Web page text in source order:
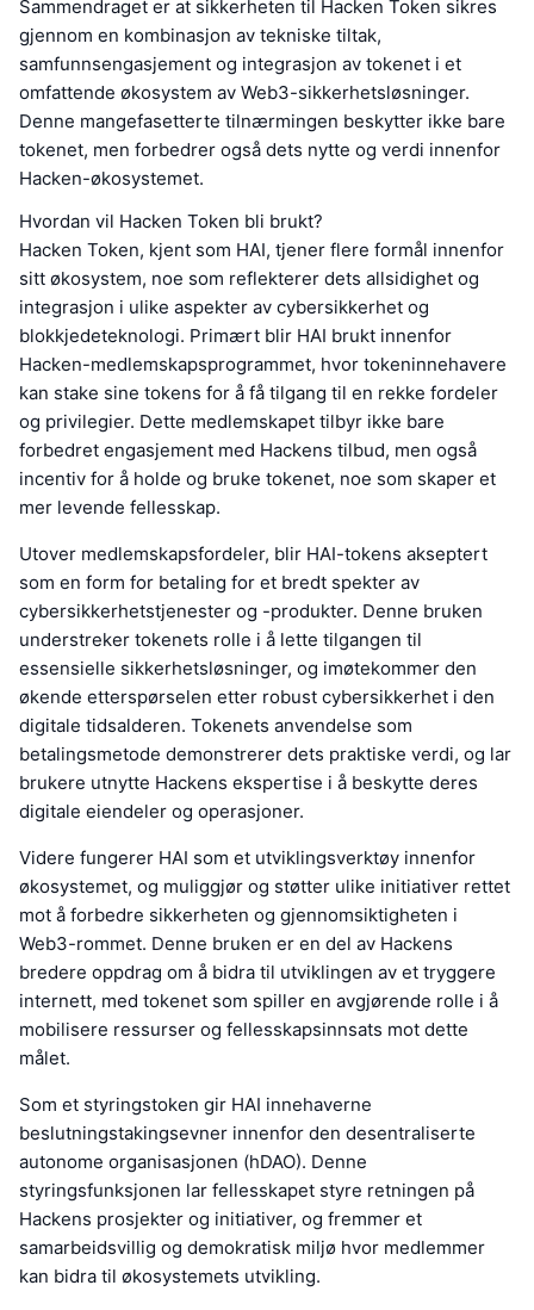
Sammendraget er at sikkerheten til Hacken Token sikres
gjennom en kombinasjon av tekniske tiltak,
samfunnsengasjement og integrasjon av tokenet i et
omfattende økosystem av Web3-sikkerhetsløsninger.
Denne mangefasetterte tilnærmingen beskytter ikke bare
tokenet, men forbedrer også dets nytte og verdi innenfor
Hacken-økosystemet.
Hvordan vil Hacken Token bli brukt?
Hacken Token, kjent som HAI, tjener flere formål innenfor
sitt økosystem, noe som reflekterer dets allsidighet og
integrasjon i ulike aspekter av cybersikkerhet og
blokkjedeteknologi. Primært blir HAI brukt innenfor
Hacken-medlemskapsprogrammet, hvor tokeninnehavere
kan stake sine tokens for å få tilgang til en rekke fordeler
og privilegier. Dette medlemskapet tilbyr ikke bare
forbedret engasjement med Hackens tilbud, men også
incentiv for å holde og bruke tokenet, noe som skaper et
mer levende fellesskap.
Utover medlemskapsfordeler, blir HAI-tokens akseptert
som en form for betaling for et bredt spekter av
cybersikkerhetstjenester og -produkter. Denne bruken
understreker tokenets rolle i å lette tilgangen til
essensielle sikkerhetsløsninger, og imøtekommer den
økende etterspørselen etter robust cybersikkerhet i den
digitale tidsalderen. Tokenets anvendelse som
betalingsmetode demonstrerer dets praktiske verdi, og lar
brukere utnytte Hackens ekspertise i å beskytte deres
digitale eiendeler og operasjoner.
Videre fungerer HAI som et utviklingsverktøy innenfor
økosystemet, og muliggjør og støtter ulike initiativer rettet
mot å forbedre sikkerheten og gjennomsiktigheten i
Web3-rommet. Denne bruken er en del av Hackens
bredere oppdrag om å bidra til utviklingen av et tryggere
internett, med tokenet som spiller en avgjørende rolle i å
mobilisere ressurser og fellesskapsinnsats mot dette
målet.
Som et styringstoken gir HAI innehaverne
beslutningstakingsevner innenfor den desentraliserte
autonome organisasjonen (hDAO). Denne
styringsfunksjonen lar fellesskapet styre retningen på
Hackens prosjekter og initiativer, og fremmer et
samarbeidsvillig og demokratisk miljø hvor medlemmer
kan bidra til økosystemets utvikling.